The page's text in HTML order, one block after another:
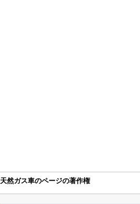
天然ガス車のページの著作権